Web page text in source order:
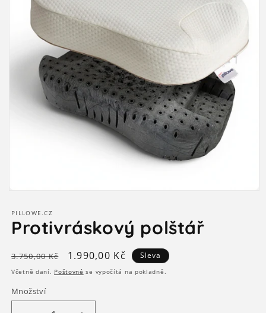
1
v
modálním
PILLOWE.CZ
Protivráskový polštář
Běžná
cena
3.750,00 Kč
Výprodejová
cena
1.990,00 Kč Sleva
Včetně daní. Poštovné se vypočítá na pokladně.
Množství